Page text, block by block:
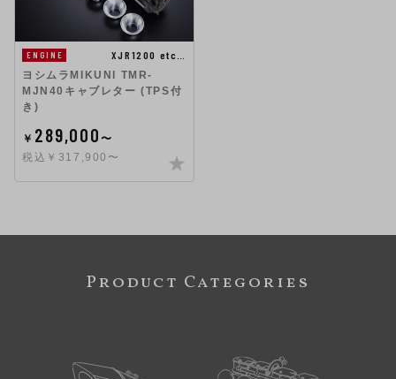
ENGINE
XJR1200 etc…
ヨシムラMIKUNI TMR-
MJN40キャブレター (TPS付
き)
￥ 289,000〜
税込￥317,900〜
Product Categories